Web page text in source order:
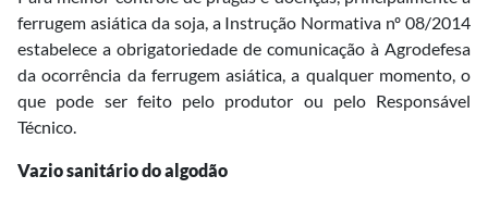
ferrugem asiática da soja, a Instrução Normativa nº 08/2014
estabelece a obrigatoriedade de comunicação à Agrodefesa
da ocorrência da ferrugem asiática, a qualquer momento, o
que pode ser feito pelo produtor ou pelo Responsável
Técnico.
Vazio sanitário do algodão